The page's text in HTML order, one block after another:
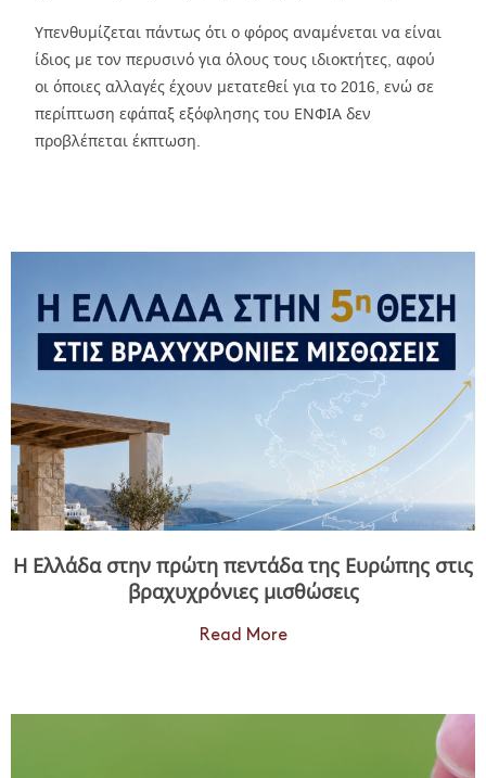
Υπενθυμίζεται πάντως ότι ο φόρος αναμένεται να είναι
ίδιος με τον περυσινό για όλους τους ιδιοκτήτες, αφού
οι όποιες αλλαγές έχουν μετατεθεί για το 2016, ενώ σε
περίπτωση εφάπαξ εξόφλησης του ΕΝΦΙΑ δεν
προβλέπεται έκπτωση.
Η Ελλάδα στην πρώτη πεντάδα της Ευρώπης στις
βραχυχρόνιες μισθώσεις
Read More